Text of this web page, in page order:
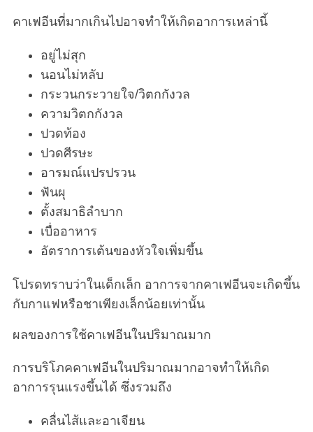
คาเฟอีนที่มากเกินไปอาจทำให้เกิดอาการเหล่านี้
อยู่ไม่สุก
นอนไม่หลับ
กระวนกระวายใจ/วิตกกังวล
ความวิตกกังวล
ปวดท้อง
ปวดศีรษะ
อารมณ์เเปรปรวน
ฟันผุ
ตั้งสมาธิลำบาก
เบื่ออาหาร
อัตราการเต้นของหัวใจเพิ่มขึ้น
โปรดทราบว่าในเด็กเล็ก อาการจากคาเฟอีนจะเกิดขึ้น
กับกาแฟหรือชาเพียงเล็กน้อยเท่านั้น
ผลของการใช้คาเฟอีนในปริมาณมาก
การบริโภคคาเฟอีนในปริมาณมากอาจทำให้เกิด
อาการรุนแรงขึ้นได้ ซึ่งรวมถึง
คลื่นไส้และอาเจียน